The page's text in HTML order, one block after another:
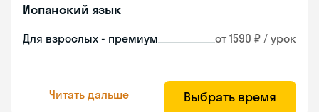
Испанский язык
Для взрослых - премиум от 1590 ₽ / урок
Читать дальше Выбрать время